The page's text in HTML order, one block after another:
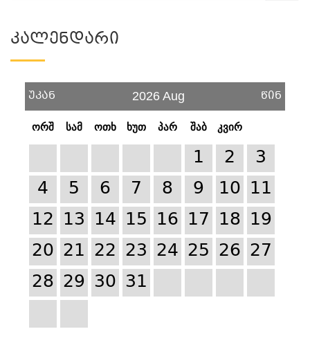
Კალენდარი
უკან 2026 Aug წინ
ორშ სამ ოთხ ხუთ პარ შაბ კვირ
1 2
3
4
5 6 7 8 9 10 11
12 13 14 15 16 17 18 19
20 21 22 23 24 25 26 27
28 29 30 31